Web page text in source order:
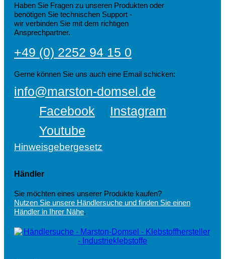
Haben Sie Fragen zu unseren Produkten oder
benötigen Sie technischen Support -
wir verbinden Sie mit dem richtigen
Ansprechpartner.
+49 (0) 2252 94 15 0
Gerne können Sie uns auch eine Email schicken:
info@marston-domsel.de
Facebook
Instagram
Youtube
Hinweisgebergesetz
Händler
Sie möchten eines unserer Produkte kaufen?
Nutzen Sie unsere Händlersuche und finden Sie einen
Händler in Ihrer Nähe.